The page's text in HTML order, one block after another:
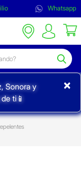
Whatsapp
Sonora y
ti📱
×